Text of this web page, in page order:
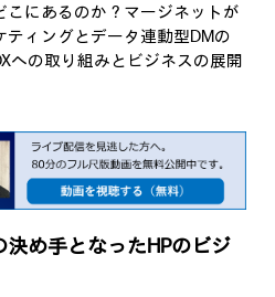
にあるのか？マージネットが
ィングとデータ連動型DMの
への取り組みとビジネスの展開
め手となったHPのビジ